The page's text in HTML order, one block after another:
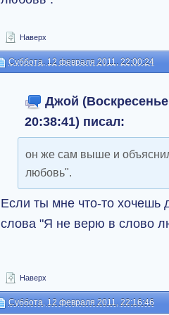
Наверх
Суббота, 12 февраля 2011, 22:00:24
Джой
20:38:41) писал:
он же сам выше и
любовь".
Если ты мне что-то хочешь
слова "Я не верю в слово
Наверх
Суббота, 12 февраля 2011, 22:16:46